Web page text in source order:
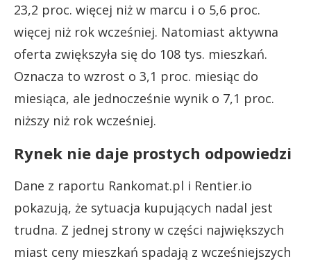
23,2 proc. więcej niż w marcu i o 5,6 proc.
więcej niż rok wcześniej. Natomiast aktywna
oferta zwiększyła się do 108 tys. mieszkań.
Oznacza to wzrost o 3,1 proc. miesiąc do
miesiąca, ale jednocześnie wynik o 7,1 proc.
niższy niż rok wcześniej.
Rynek nie daje prostych odpowiedzi
Dane z raportu Rankomat.pl i Rentier.io
pokazują, że sytuacja kupujących nadal jest
trudna. Z jednej strony w części największych
miast ceny mieszkań spadają z wcześniejszych